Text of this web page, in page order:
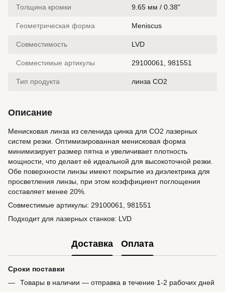
Толщина кромки 9.65 мм / 0.38"
Геометрическая форма Meniscus
Совместимость LVD
Совместимые артикулы 29100061, 981551
Тип продукта линза CO2
Описание
Менисковая линза из селенида цинка для CO2 лазерных
систем резки. Оптимизированная менисковая форма
минимизирует размер пятна и увеличивает плотность
мощности, что делает её идеальной для высокоточной резки.
Обе поверхности линзы имеют покрытие из диэлектрика для
просветления линзы, при этом коэффициент поглощения
составляет менее 20%.
Совместимые артикулы: 29100061, 981551
Подходит для лазерных станков: LVD
Доставка Оплата
Сроки поставки
Товары в наличии — отправка в течение 1-2 рабочих дней